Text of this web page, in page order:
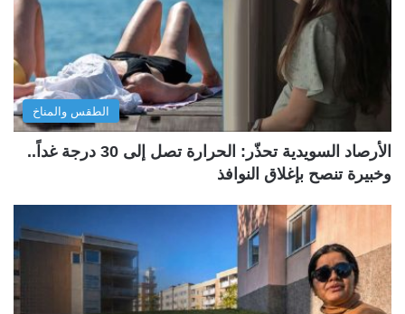
الطقس والمناخ
الأرصاد السويدية تحذّر: الحرارة تصل إلى 30 درجة غداً..
وخبيرة تنصح بإغلاق النوافذ